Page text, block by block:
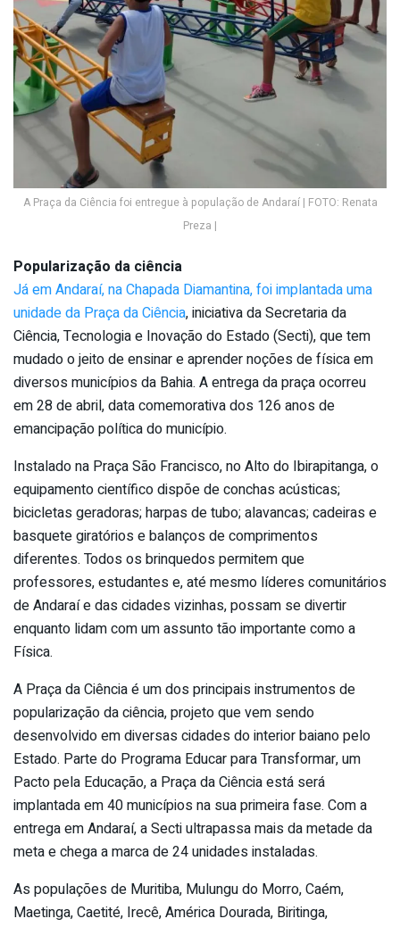
A Praça da Ciência foi entregue à população de Andaraí | FOTO: Renata
Preza |
Popularização da ciência
Já em Andaraí, na Chapada Diamantina, foi implantada uma
unidade da Praça da Ciência, iniciativa da Secretaria da
Ciência, Tecnologia e Inovação do Estado (Secti), que tem
mudado o jeito de ensinar e aprender noções de física em
diversos municípios da Bahia. A entrega da praça ocorreu
em 28 de abril, data comemorativa dos 126 anos de
emancipação política do município.
Instalado na Praça São Francisco, no Alto do Ibirapitanga, o
equipamento científico dispõe de conchas acústicas;
bicicletas geradoras; harpas de tubo; alavancas; cadeiras e
basquete giratórios e balanços de comprimentos
diferentes. Todos os brinquedos permitem que
professores, estudantes e, até mesmo líderes comunitários
de Andaraí e das cidades vizinhas, possam se divertir
enquanto lidam com um assunto tão importante como a
Física.
A Praça da Ciência é um dos principais instrumentos de
popularização da ciência, projeto que vem sendo
desenvolvido em diversas cidades do interior baiano pelo
Estado. Parte do Programa Educar para Transformar, um
Pacto pela Educação, a Praça da Ciência está será
implantada em 40 municípios na sua primeira fase. Com a
entrega em Andaraí, a Secti ultrapassa mais da metade da
meta e chega a marca de 24 unidades instaladas.
As populações de Muritiba, Mulungu do Morro, Caém,
Maetinga, Caetité, Irecê, América Dourada, Biritinga,